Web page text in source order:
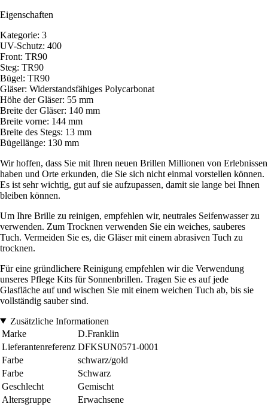
Eigenschaften
Kategorie: 3
UV-Schutz: 400
Front: TR90
Steg: TR90
Bügel: TR90
Gläser: Widerstandsfähiges Polycarbonat
Höhe der Gläser: 55 mm
Breite der Gläser: 140 mm
Breite vorne: 144 mm
Breite des Stegs: 13 mm
Bügellänge: 130 mm
Wir hoffen, dass Sie mit Ihren neuen Brillen Millionen von Erlebnissen
haben und Orte erkunden, die Sie sich nicht einmal vorstellen können.
Es ist sehr wichtig, gut auf sie aufzupassen, damit sie lange bei Ihnen
bleiben können.
Um Ihre Brille zu reinigen, empfehlen wir, neutrales Seifenwasser zu
verwenden. Zum Trocknen verwenden Sie ein weiches, sauberes
Tuch. Vermeiden Sie es, die Gläser mit einem abrasiven Tuch zu
trocknen.
Für eine gründlichere Reinigung empfehlen wir die Verwendung
unseres Pflege Kits für Sonnenbrillen. Tragen Sie es auf jede
Glasfläche auf und wischen Sie mit einem weichen Tuch ab, bis sie
vollständig sauber sind.
Zusätzliche Informationen
Marke
D.Franklin
Lieferantenreferenz DFKSUN0571-0001
Farbe
schwarz/gold
Farbe
Schwarz
Geschlecht
Gemischt
Altersgruppe
Erwachsene